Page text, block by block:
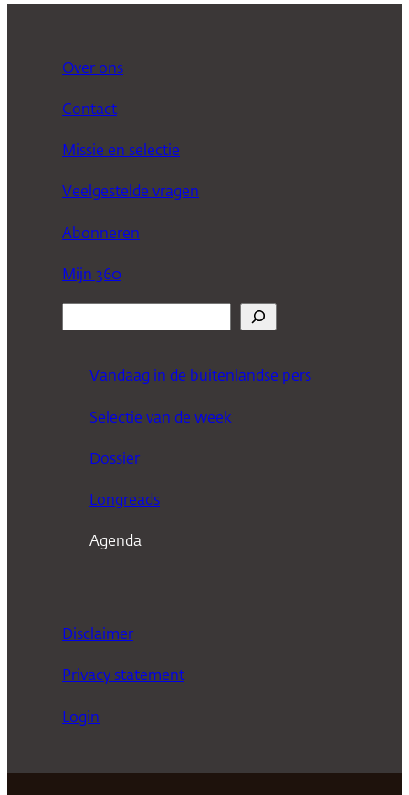
Over ons
Contact
Missie en selectie
Veelgestelde vragen
Abonneren
Mijn 360
Vandaag in de buitenlandse pers
Selectie van de week
Dossier
Longreads
Agenda
Disclaimer
Privacy statement
Login